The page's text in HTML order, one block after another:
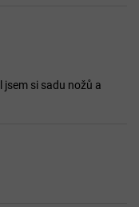
si sadu nožů a